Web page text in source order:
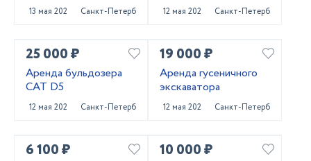
13 мая 2022 Санкт-Петербург 12 мая 2022 Санкт-Петербург
25 000 ₽
Аренда бульдозера
CAT D5
12 мая 2022 Санкт-Петербург
19 000 ₽
Аренда гусеничного
экскаватора
12 мая 2022 Санкт-Петербург
6 100 ₽ 10 000 ₽